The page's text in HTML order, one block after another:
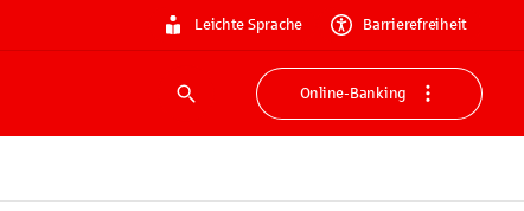
Leichte Sprache Barrierefreiheit
Suche
Online-Banking